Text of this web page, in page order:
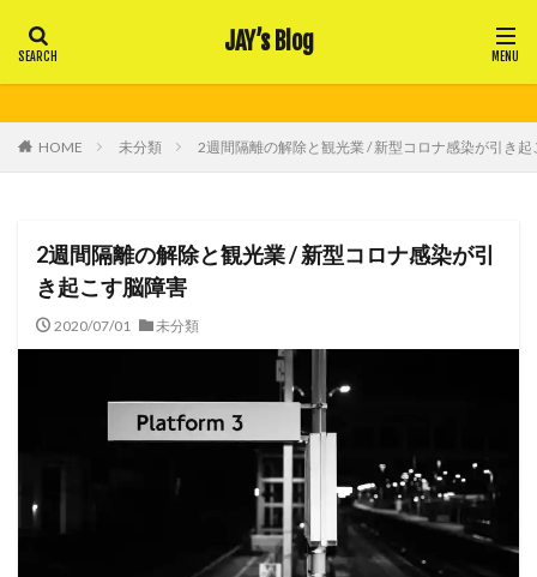
JAY’s Blog
HOME 未分類 2週間隔離の解除と観光業 / 新型コロナ感染が引き起
2週間隔離の解除と観光業 / 新型コロナ感染が引
き起こす脳障害
2020/07/01 未分類